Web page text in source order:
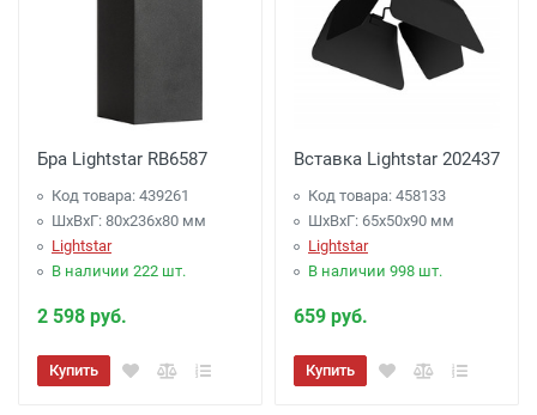
Бра Lightstar RB6587
Код товара: 439261
ШхВхГ: 80x236x80 мм
Lightstar
В наличии 222 шт.
2 598 руб.
Купить
Вставка Lightstar 202437
Код товара: 458133
ШхВхГ: 65x50x90 мм
Lightstar
В наличии 998 шт.
659 руб.
Купить